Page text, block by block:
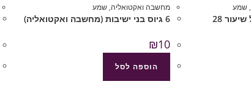
, שמע
877 דעת תבונות לרמח”ל שיעור 28
מחשבה ואקטואליה, שמע
6 גיוס בני ישיבות (מחשבה ואקטואליה)
₪10
הוספה לסל